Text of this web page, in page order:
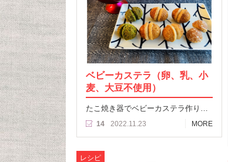
ベビーカステラ（卵、乳、小
麦、大豆不使用）
たこ焼き器でベビーカステラ作り…
14 2022.11.23 MORE
レシピ